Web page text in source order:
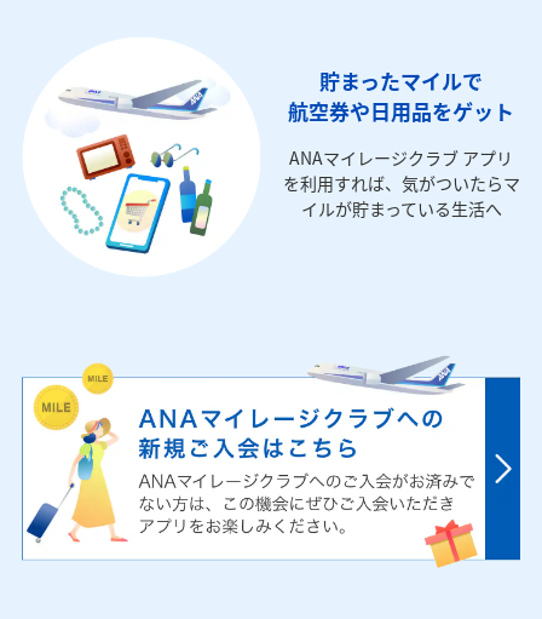
貯まったマイルで
航空券や日用品をゲット
ANAマイレージクラブ アプリ
を利用すれば、気がついたらマ
イルが貯まっている生活へ